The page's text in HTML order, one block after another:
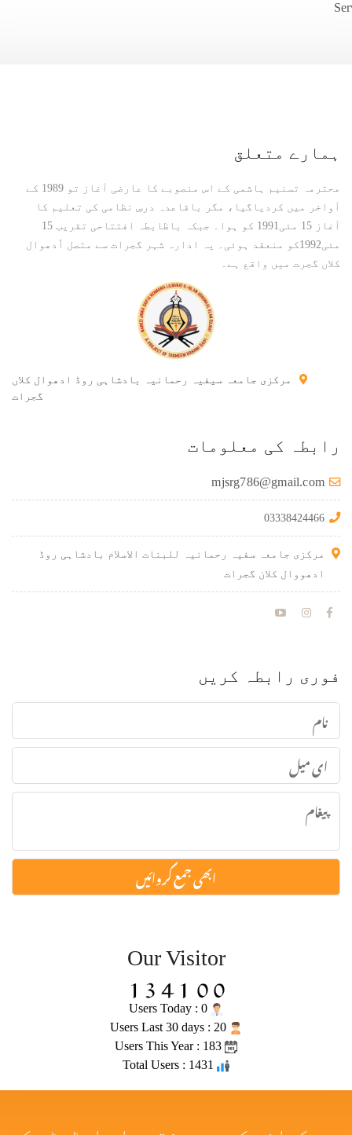
ہمارے متعلق
محترمہ تسنیم ہاشمی کے اس منصوبے کا عارضی آغاز تو 1989 کے
آواخر میں کردیاگیا، مگر باقاعدہ درسِ نظامی کی تعلیم کا
آغاز 15 مئی1991 کو ہوا۔ جبکہ باظابطہ افتتاحی تقریب 15
مئی1992کو منعقد ہوئی۔ یہ ادارہ شہر گجرات سے متصل اُدھوال
کلاں گجرت میں واقع ہے۔
مرکزی جامعہ سیفیہ رحمانیہ بادشاہی روڈ ادھوال کلاں
گجرات
رابطہ کی معلومات
mjsrg786@gmail.com
03338424466
مرکزی جامعہ سفیہ رحمانیہ للبنات الاسلام بادشاہی روڈ
ادھووال کلان گجرات
فوری رابطہ کریں
Our Visitor